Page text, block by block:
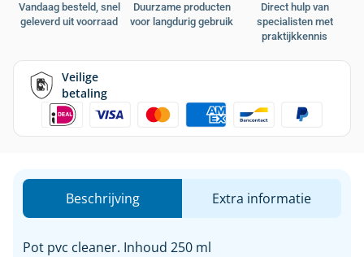
Vandaag besteld, snel
geleverd uit voorraad
Duurzame producten
voor langdurig gebruik
Direct hulp van
specialisten met
praktijkkennis
Veilige
betaling
Beschrijving Extra informatie
Pot pvc cleaner. Inhoud 250 ml